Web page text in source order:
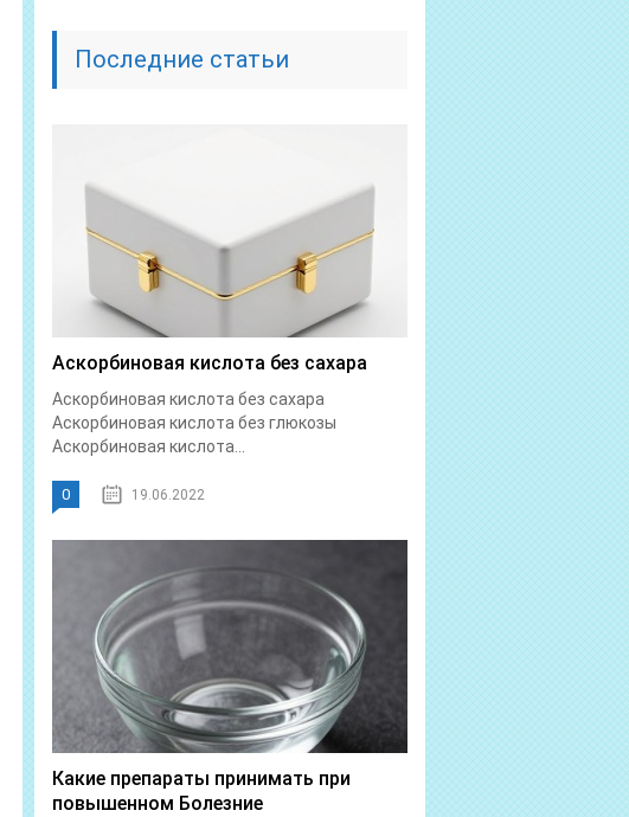
Последние статьи
Аскорбиновая кислота без сахара
Аскорбиновая кислота без сахара
Аскорбиновая кислота без глюкозы
Аскорбиновая кислота...
0 19.06.2022
Какие препараты принимать при
повышенном Болезние